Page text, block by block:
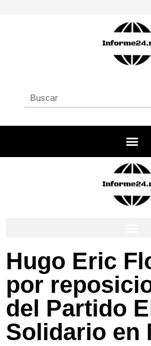
Hugo Eric
por
del Partido
Solidario en